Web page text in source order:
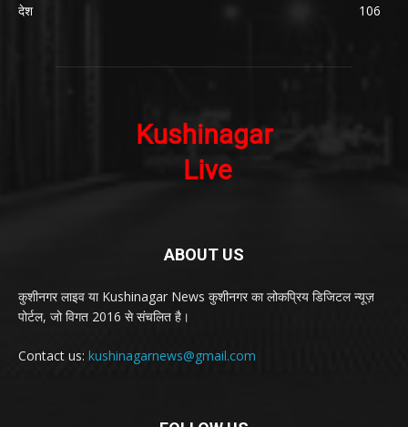
देश
106
ABOUT US
कुशीनगर लाइव या Kushinagar News कुशीनगर का लोकप्रिय डिजिटल न्यूज़
पोर्टल, जो विगत 2016 से संचलित है।
Contact us: kushinagarnews@gmail.com